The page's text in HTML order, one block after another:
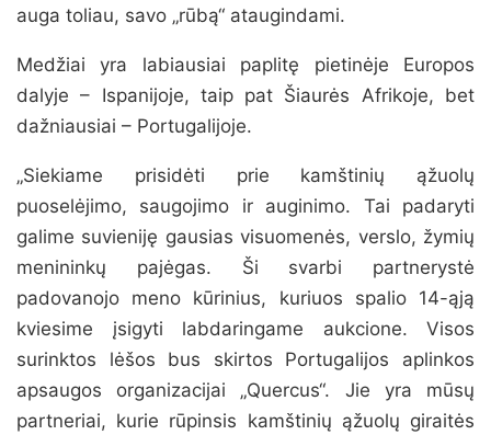
auga toliau, savo „rūbą“ ataugindami.
Medžiai yra labiausiai paplitę pietinėje Europos
dalyje – Ispanijoje, taip pat Šiaurės Afrikoje, bet
dažniausiai – Portugalijoje.
„Siekiame prisidėti prie kamštinių ąžuolų
puoselėjimo, saugojimo ir auginimo. Tai padaryti
galime suvieniję gausias visuomenės, verslo, žymių
menininkų pajėgas. Ši svarbi partnerystė
padovanojo meno kūrinius, kuriuos spalio 14-ąją
kviesime įsigyti labdaringame aukcione. Visos
surinktos lėšos bus skirtos Portugalijos aplinkos
apsaugos organizacijai „Quercus“. Jie yra mūsų
partneriai, kurie rūpinsis kamštinių ąžuolų giraitės